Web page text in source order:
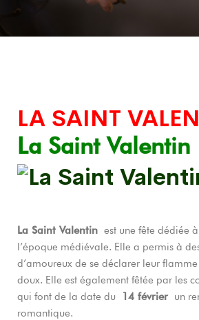
LA SAINT
La Saint Valentin
La Saint Valentin est une fête dédiée
l’époque médiévale. Elle a permis à
d’amoureux de se déclarer leur
doux. Elle est également fêtée par les
qui font de la date du 14 févrierun
romantique.